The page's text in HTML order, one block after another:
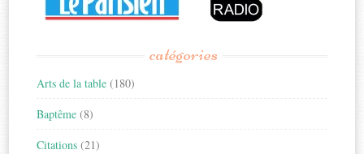
catégories
Arts de la table (180)
Baptême (8)
Citations (21)